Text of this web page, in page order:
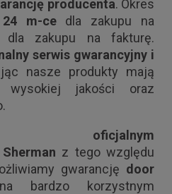
producenta. Okres
24 m-cedla zakupu na
zakupu na fakturę.
serwis gwarancyjny i
nasze produkty mają
wysokiej jakości oraz
oficjalnym
Sherman z tego względu
gwarancję door
bardzo korzystnym